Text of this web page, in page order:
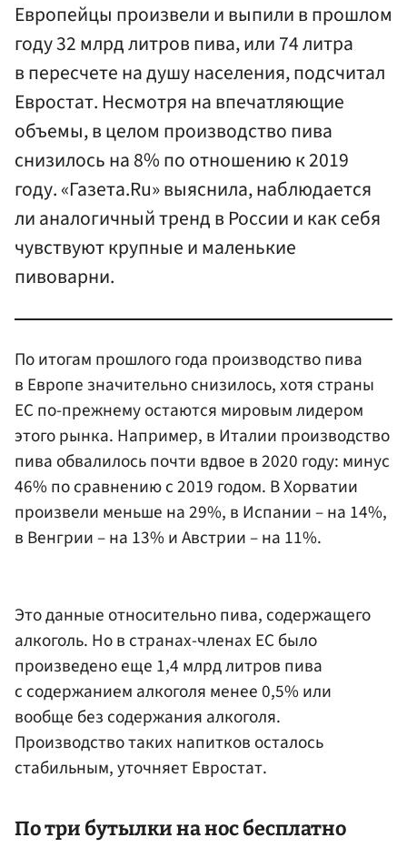
Европейцы произвели и выпили в прошлом
году 32 млрд литров пива, или 74 литра
в пересчете на душу населения, подсчитал
Евростат. Несмотря на впечатляющие
объемы, в целом производство пива
снизилось на 8% по отношению к 2019
году. «Газета.Ru» выяснила, наблюдается
ли аналогичный тренд в России и как себя
чувствуют крупные и маленькие
пивоварни.
По итогам прошлого года производство пива
в Европе значительно снизилось, хотя страны
ЕС по-прежнему остаются мировым лидером
этого рынка. Например, в Италии производство
пива обвалилось почти вдвое в 2020 году: минус
46% по сравнению с 2019 годом. В Хорватии
произвели меньше на 29%, в Испании – на 14%,
в Венгрии – на 13% и Австрии – на 11%.
Это данные относительно пива, содержащего
алкоголь. Но в странах-членах ЕС было
произведено еще 1,4 млрд литров пива
с содержанием алкоголя менее 0,5% или
вообще без содержания алкоголя.
Производство таких напитков осталось
стабильным, уточняет Евростат.
По три бутылки на нос бесплатно